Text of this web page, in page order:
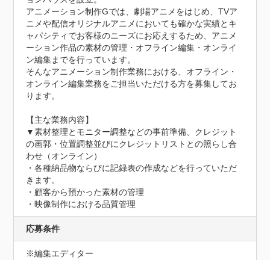
アニメーション制作Gでは、劇場アニメをはじめ、TVア
ニメや配信オリジナルアニメにおいても確かな実績とキ
ャパシティでお客様のニーズにお応えするため、アニメ
ーション作品の素材の管理・オフライン編集・オンライ
ン編集までを行っています。
そんなアニメーション制作業務における、オフライン・
オンライン編集業務をご担当いただける方を募集してお
ります。
【主な業務内容】
▼素材整理とモニター調整などの事前準備、クレジット
の画郭・位置調整並びにクレジットリストとの照らし合
わせ（オンライン）
・各種納品物ならびに記録表の作成などを行っていただ
きます。
・顧客から預かった素材の管理
・映像制作における品質管理
応募条件
※編集エディター